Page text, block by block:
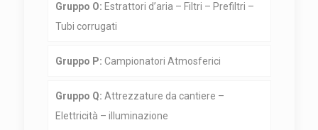
Gruppo O: Estrattori d’aria – Filtri – Prefiltri –
Tubi corrugati
Gruppo P: Campionatori Atmosferici
Gruppo Q: Attrezzature da cantiere –
Elettricità – illuminazione